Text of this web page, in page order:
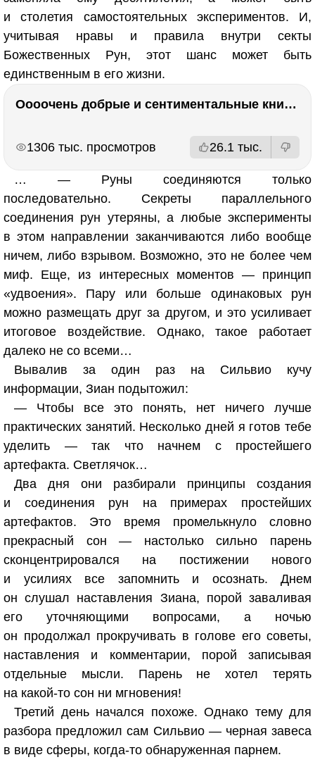
и столетия самостоятельных экспериментов. И,
учитывая нравы и правила внутри секты
Божественных Рун, этот шанс может быть
единственным в его жизни.
Оооочень добрые и сентиментальные книги. Бабушка велела кланяться и История Артура Трулава
1306 тыс. просмотров 26.1 тыс.
… — Руны соединяются только
последовательно. Секреты параллельного
соединения рун утеряны, а любые эксперименты
в этом направлении заканчиваются либо вообще
ничем, либо взрывом. Возможно, это не более чем
миф. Еще, из интересных моментов — принцип
«удвоения». Пару или больше одинаковых рун
можно размещать друг за другом, и это усиливает
итоговое воздействие. Однако, такое работает
далеко не со всеми…
Вывалив за один раз на Сильвио кучу
информации, Зиан подытожил:
— Чтобы все это понять, нет ничего лучше
практических занятий. Несколько дней я готов тебе
уделить — так что начнем с простейшего
артефакта. Светлячок…
Два дня они разбирали принципы создания
и соединения рун на примерах простейших
артефактов. Это время промелькнуло словно
прекрасный сон — настолько сильно парень
сконцентрировался на постижении нового
и усилиях все запомнить и осознать. Днем
он слушал наставления Зиана, порой заваливая
его уточняющими вопросами, а ночью
он продолжал прокручивать в голове его советы,
наставления и комментарии, порой записывая
отдельные мысли. Парень не хотел терять
на какой-то сон ни мгновения!
Третий день начался похоже. Однако тему для
разбора предложил сам Сильвио — черная завеса
в виде сферы, когда-то обнаруженная парнем.